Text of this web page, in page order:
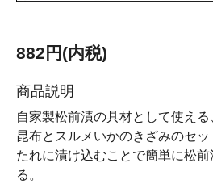
882円(内税)
商品説明
自家製松前漬の具材として使え
昆布とスルメいかのきざみのセ
たれに漬け込むことで簡単に松
る。